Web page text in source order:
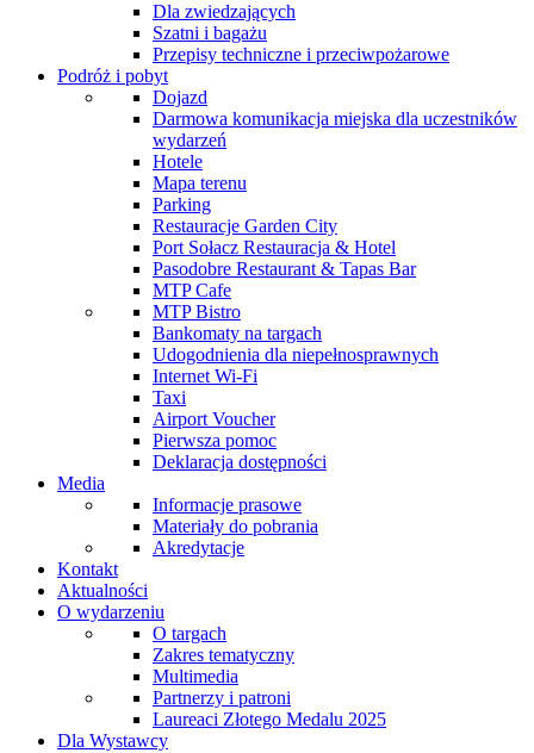
Dla zwiedzających
Szatni i bagażu
Przepisy techniczne i przeciwpożarowe
Podróż i pobyt
Dojazd
Darmowa komunikacja miejska dla uczestników
wydarzeń
Hotele
Mapa terenu
Parking
Restauracje Garden City
Port Sołacz Restauracja & Hotel
Pasodobre Restaurant & Tapas Bar
MTP Cafe
MTP Bistro
Bankomaty na targach
Udogodnienia dla niepełnosprawnych
Internet Wi-Fi
Taxi
Airport Voucher
Pierwsza pomoc
Deklaracja dostępności
Media
Informacje prasowe
Materiały do pobrania
Akredytacje
Kontakt
Aktualności
O wydarzeniu
O targach
Zakres tematyczny
Multimedia
Partnerzy i patroni
Laureaci Złotego Medalu 2025
Dla Wystawcy